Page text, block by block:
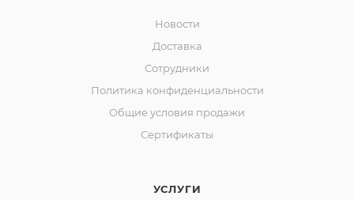
Новости
Доставка
Сотрудники
Политика конфиденциальности
Общие условия продажи
Сертификаты
УСЛУГИ